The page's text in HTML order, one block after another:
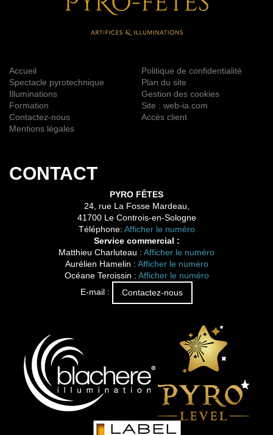
Accueil
Spectacle pyrotechnique
Illuminations
Formation
Contactez-nous
Mentions légales
Politique de confidentialité
Plan du site
Gestion des cookies
Site : web-ia.com
Accès client
CONTACT
PYRO FÊTES
24, rue La Fosse Mardeau,
41700 Le Controis-en-Sologne
Téléphone: Afficher le numéro
Service commercial :
Matthieu Charluteau : Afficher le numéro
Aurélien Hamelin : Afficher le numéro
Océane Teroissin : Afficher le numéro
E-mail :
Contactez-nous